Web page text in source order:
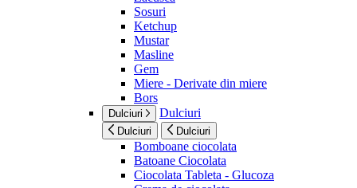
Sosuri
Ketchup
Mustar
Masline
Gem
Miere - Derivate din miere
Bors
Dulciuri Dulciuri
Dulciuri Dulciuri
Bomboane ciocolata
Batoane Ciocolata
Ciocolata Tableta - Glucoza